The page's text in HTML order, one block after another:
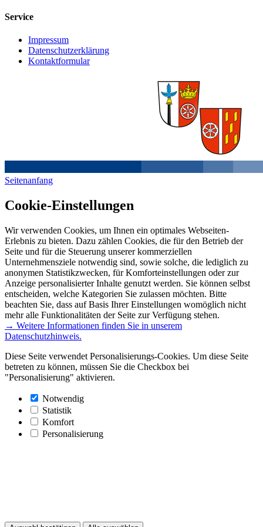
Service
Impressum
Datenschutzerklärung
Kontaktformular
Seitenanfang
Cookie-Einstellungen
Wir verwenden Cookies, um Ihnen ein optimales Webseiten-
Erlebnis zu bieten. Dazu zählen Cookies, die für den Betrieb der
Seite und für die Steuerung unserer kommerziellen
Unternehmensziele notwendig sind, sowie solche, die lediglich zu
anonymen Statistikzwecken, für Komforteinstellungen oder zur
Anzeige personalisierter Inhalte genutzt werden. Sie können selbst
entscheiden, welche Kategorien Sie zulassen möchten. Bitte
beachten Sie, dass auf Basis Ihrer Einstellungen womöglich nicht
mehr alle Funktionalitäten der Seite zur Verfügung stehen.
→ Weitere Informationen finden Sie in unserem
Datenschutzhinweis.
Diese Seite verwendet Personalisierungs-Cookies. Um diese Seite
betreten zu können, müssen Sie die Checkbox bei
"Personalisierung" aktivieren.
Notwendig
Statistik
Komfort
Personalisierung